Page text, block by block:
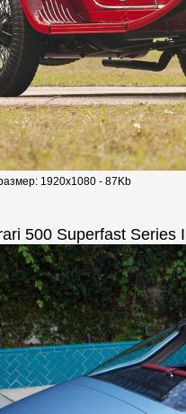
1920x1080 - 87Kb
500 Superfast Series